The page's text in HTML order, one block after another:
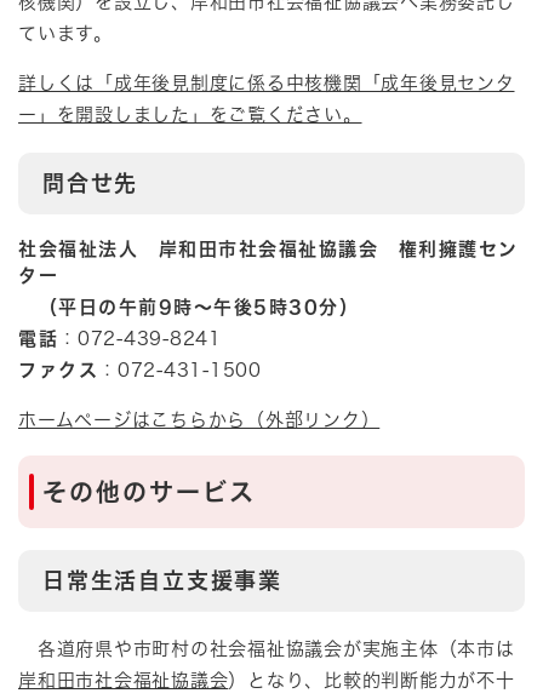
ています。
詳しくは「成年後見制度に係る中核機関「成年後見センタ
ー」を開設しました」をご覧ください。
問合せ先
社会福祉法人 岸和田市社会福祉協議会 権利擁護セン
ター
（平日の午前9時～午後5時30分）​
電話 ：072-439-8241
ファクス ：072-431-1500
ホームページはこちらから（外部リンク）
その他のサービス
日常生活自立支援事業
各道府県や市町村の社会福祉協議会が実施主体（本市は
岸和田市社会福祉協議会）となり、比較的判断能力が不十